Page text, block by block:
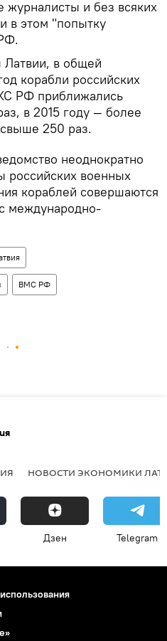
журналисты и без всяких
в этом "попытку
в общей
корабли российских
РФ приближались
в 2015 году — более
250 раз.
неоднократно
российских военных
кораблей совершаются
международно-
ВМС РФ
НОВОСТИ ЭКОНОМИКИ
Дзен Telegram